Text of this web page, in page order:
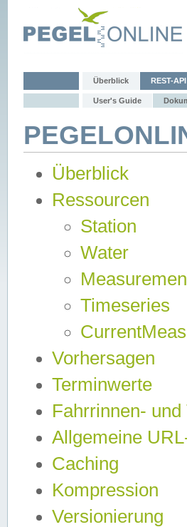
Überblick REST-API
User's Guide
Überblick
Ressourcen
Station
Water
Timeseries
Vorhersagen
Terminwerte
Fahrrinnen-
Allgemeine
Caching
Kompression
Versionierung